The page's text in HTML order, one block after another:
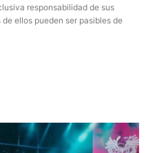
responsabilidad de sus
ellos pueden ser pasibles de